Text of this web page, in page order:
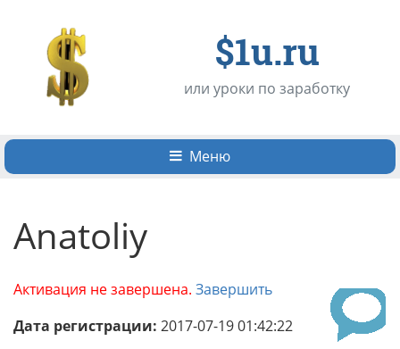
$1u.ru
или уроки по заработку
Меню
Anatoliy
Активация не завершена. Завершить
Дата регистрации: 2017-07-19 01:42:22